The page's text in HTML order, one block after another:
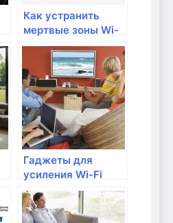
Как устранить
мертвые зоны Wi-
Fi в квартире?
Гаджеты для
усиления Wi-Fi
сигнала: мифы и
реальность